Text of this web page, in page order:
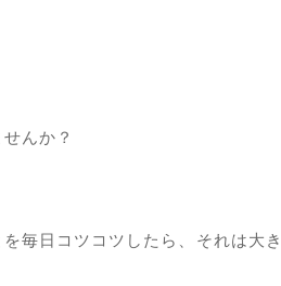
んか？
毎日コツコツしたら、それは大